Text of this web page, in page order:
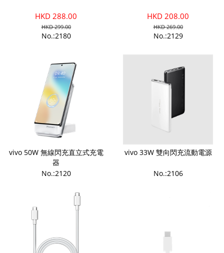
HKD 288.00
HKD 299.00
No.:2180
HKD 208.00
HKD 269.00
No.:2129
vivo 50W 無線閃充直立式充電
器
No.:2120
vivo 33W 雙向閃充流動電源
No.:2106